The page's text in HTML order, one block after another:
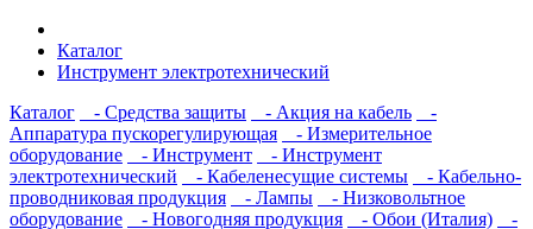
Каталог
Инструмент электротехнический
Каталог
- Cредства защиты - Акция на кабель
-
Аппаратура пускорегулирующая
- Измерительное
оборудование
- Инструмент
- Инструмент
электротехнический
- Кабеленесущие системы
- Кабельно-
проводниковая продукция
- Лампы
- Низковольтное
оборудование
- Новогодняя продукция - Обои (Италия)
-